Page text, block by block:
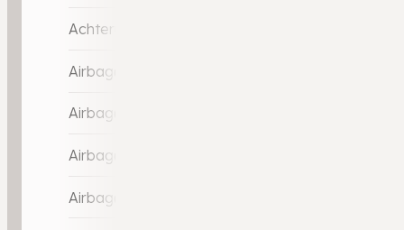
Achteruitrij assistent
Airbag(s) hoofd achter
Airbag(s) hoofd voor
Airbag(s) knie
Airbag(s) side voor